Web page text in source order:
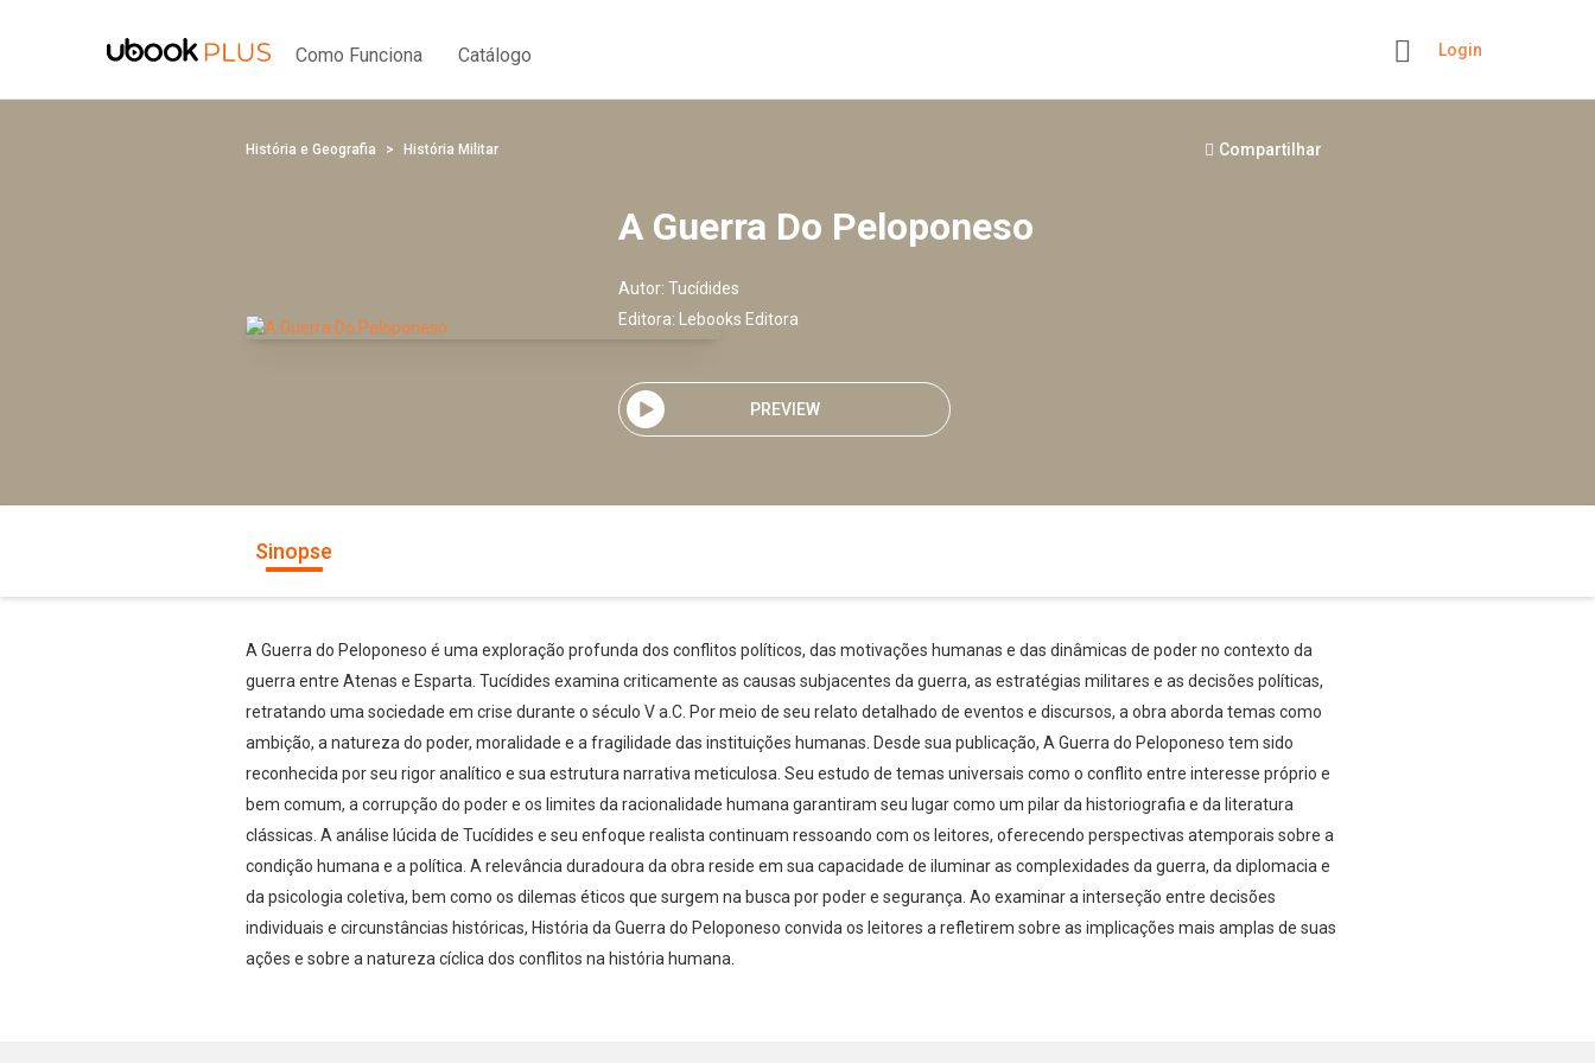
Como Funciona Catálogo Login
História e Geografia História Militar Compartilhar
A Guerra Do Peloponeso
Autor: Tucídides
Editora:
Lebooks Editora
PREVIEW
Sinopse
A Guerra do Peloponeso é uma exploração profunda dos conflitos políticos, das motivações humanas e das dinâmicas de poder no contexto da
guerra entre Atenas e Esparta. Tucídides examina criticamente as causas subjacentes da guerra, as estratégias militares e as decisões políticas,
retratando uma sociedade em crise durante o século V a.C. Por meio de seu relato detalhado de eventos e discursos, a obra aborda temas como
ambição, a natureza do poder, moralidade e a fragilidade das instituições humanas. Desde sua publicação, A Guerra do Peloponeso tem sido
reconhecida por seu rigor analítico e sua estrutura narrativa meticulosa. Seu estudo de temas universais como o conflito entre interesse próprio e
bem comum, a corrupção do poder e os limites da racionalidade humana garantiram seu lugar como um pilar da historiografia e da literatura
clássicas. A análise lúcida de Tucídides e seu enfoque realista continuam ressoando com os leitores, oferecendo perspectivas atemporais sobre a
condição humana e a política. A relevância duradoura da obra reside em sua capacidade de iluminar as complexidades da guerra, da diplomacia e
da psicologia coletiva, bem como os dilemas éticos que surgem na busca por poder e segurança. Ao examinar a interseção entre decisões
individuais e circunstâncias históricas, História da Guerra do Peloponeso convida os leitores a refletirem sobre as implicações mais amplas de suas
ações e sobre a natureza cíclica dos conflitos na história humana.
Whatsapp Twitter